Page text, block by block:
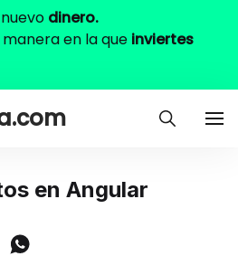
dinero.
en la que inviertes
en Angular